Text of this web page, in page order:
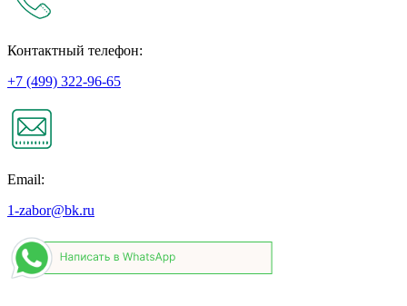
Контактный телефон:
+7 (499) 322-96-65
Email:
1-zabor@bk.ru